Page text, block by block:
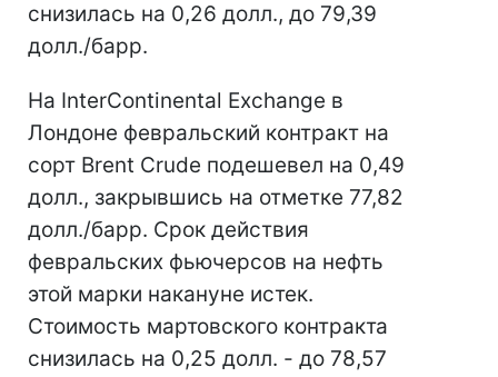
снизилась на 0,26 долл., до 79,39
долл./барр.
На InterContinental Exchange в
Лондоне февральский контракт на
сорт Brent Crude подешевел на 0,49
долл., закрывшись на отметке 77,82
долл./барр. Срок действия
февральских фьючерсов на нефть
этой марки накануне истек.
Стоимость мартовского контракта
снизилась на 0,25 долл. - до 78,57